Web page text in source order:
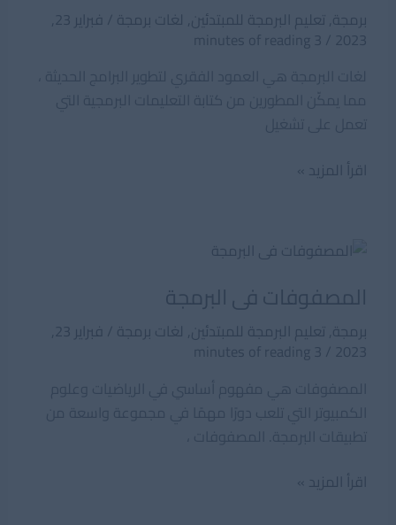
برمجة,تعليم البرمجة للمبتدئين, لغات برمجة / فبراير 23,
2023
/
3 minutes of reading
أهم
المستخدمة
حالياً
اقرأ المزيد »
المصفوفات فى البرمجة
برمجة,تعليم البرمجة للمبتدئين, لغات برمجة / فبراير 23,
2023
/
3 minutes of reading
المصفوفات
اقرأ المزيد »